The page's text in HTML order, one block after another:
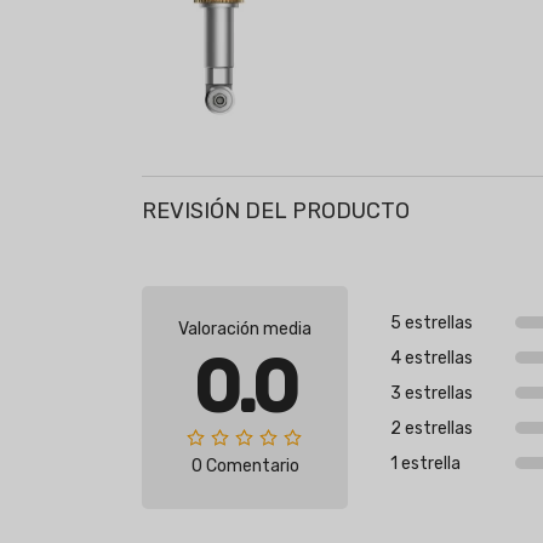
REVISIÓN DEL PRODUCTO
Valoración media
0.0
0 Comentario
5 estrellas
4 estrellas
3 estrellas
2 estrellas
1 estrella